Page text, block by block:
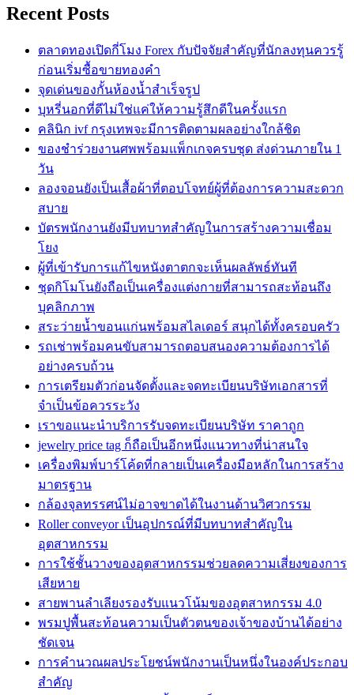
Recent Posts
ตลาดทองเปิดกี่โมง Forex กับปัจจัยสำคัญที่นักลงทุนควรรู้
ก่อนเริ่มซื้อขายทองคำ
จุดเด่นของกั้นห้องน้ำสำเร็จรูป
บุหรี่นอกที่ดีไม่ใช่แค่ให้ความรู้สึกดีในครั้งแรก
คลินิก ivf กรุงเทพจะมีการติดตามผลอย่างใกล้ชิด
ของชำร่วยงานศพพร้อมแพ็กเกจครบชุด ส่งด่วนภายใน 1
วัน
ลองจอนยังเป็นเสื้อผ้าที่ตอบโจทย์ผู้ที่ต้องการความสะดวก
สบาย
บัตรพนักงานยังมีบทบาทสำคัญในการสร้างความเชื่อม
โยง
ผู้ที่เข้ารับการแก้ไขหนังตาตกจะเห็นผลลัพธ์ทันที
ชุดกิโมโนยังถือเป็นเครื่องแต่งกายที่สามารถสะท้อนถึง
บุคลิกภาพ
สระว่ายน้ำขอนแก่นพร้อมสไลเดอร์ สนุกได้ทั้งครอบครัว
รถเช่าพร้อมคนขับสามารถตอบสนองความต้องการได้
อย่างครบถ้วน
การเตรียมตัวก่อนจัดตั้งและจดทะเบียนบริษัทเอกสารที่
จำเป็นข้อควรระวัง
เราขอแนะนำบริการรับจดทะเบียนบริษัท ราคาถูก
jewelry price tag ก็ถือเป็นอีกหนึ่งแนวทางที่น่าสนใจ
เครื่องพิมพ์บาร์โค้ดที่กลายเป็นเครื่องมือหลักในการสร้าง
มาตรฐาน
กล้องจุลทรรศน์ไม่อาจขาดได้ในงานด้านวิศวกรรม
Roller conveyor เป็นอุปกรณ์ที่มีบทบาทสำคัญใน
อุตสาหกรรม
การใช้ชั้นวางของอุตสาหกรรมช่วยลดความเสี่ยงของการ
เสียหาย
สายพานลำเลียงรองรับแนวโน้มของอุตสาหกรรม 4.0
พรมปูพื้นสะท้อนความเป็นตัวตนของเจ้าของบ้านได้อย่าง
ชัดเจน
การคำนวณผลประโยชน์พนักงานเป็นหนึ่งในองค์ประกอบ
สำคัญ